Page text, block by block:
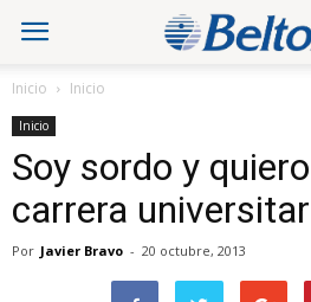
Inicio Inicio
Inicio
Soy sordo y
carrera
Por Javier Bravo - 20 octubre, 2013